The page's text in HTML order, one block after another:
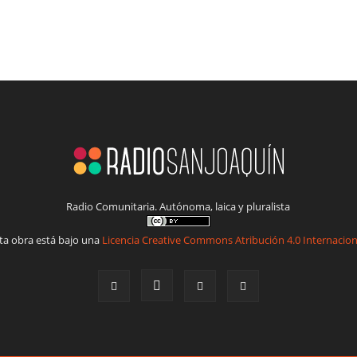
Radio Comunitaria. Autónoma, laica y pluralista
obra está bajo una Licencia Creative Commons Atribución 4.0